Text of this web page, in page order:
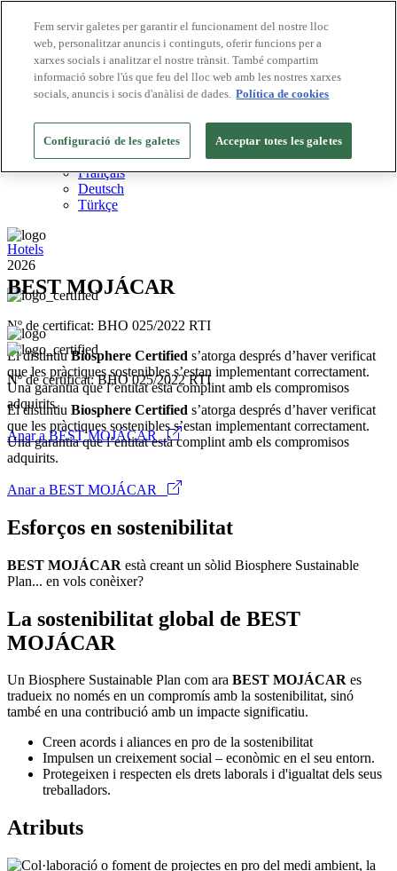
Destinacions Biosphere
Empreses Biosphere
Com valorem
Sobre nosaltres
English
Español
Português
Français
Deutsch
Türkçe
2026
Nº de certificat: BHO 025/2022 RTI
El distintiuBiosphere Certified s’atorga després d’haver verificat
que les pràctiques sostenibles s’estan implementant correctament.
Una garantia que l’entitat està complint amb els compromisos
adquirits.
Anar a BEST MOJÁCAR
Hotels
BEST MOJÁCAR
Nº de certificat: BHO 025/2022 RTI
El distintiu Biosphere Certified s’atorga després d’haver verificat
que les pràctiques sostenibles s’estan implementant correctament.
Una garantia que l’entitat està complint amb els compromisos
adquirits.
Anar a BEST MOJÁCAR
Esforços en sostenibilitat
BEST MOJÁCAR està creant un sòlid Biosphere Sustainable
Plan... en vols conèixer?
La sostenibilitat global de BEST
MOJÁCAR
Un Biosphere Sustainable Plan com ara BEST MOJÁCAR es
tradueix no només en un compromís amb la sostenibilitat, sinó
també en una contribució amb un impacte significatiu.
Creen acords i aliances en pro de la sostenibilitat
Impulsen un creixement social – econòmic en el seu entorn.
Protegeixen i respecten els drets laborals i d'igualtat dels seus
treballadors.
Atributs
Fem servir galetes per garantir el funcionament del nostre lloc
web, personalitzar anuncis i continguts, oferir funcions per a
xarxes socials i analitzar el nostre trànsit. També compartim
informació sobre l'ús que feu del lloc web amb les nostres xarxes
socials, anuncis i socis d'anàlisi de dades. Política de cookies
Configuració de les galetes Acceptar totes les galetes